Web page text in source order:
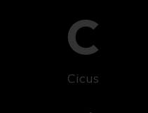
Cicus